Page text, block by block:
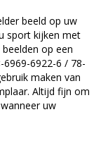
beeld op uw
sport kijken met
op een
6922-6 / 78-
maken van
Altijd fijn om
uw